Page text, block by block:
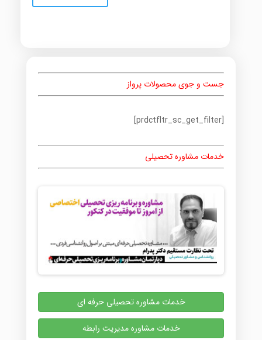
جست و جوی محصولات پرواز
[prdctfltr_sc_get_filter]
خدمات مشاوره تحصیلی
خدمات مشاوره تحصیلی حرفه ای
خدمات مشاوره مدیریت رابطه